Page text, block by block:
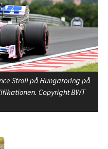
Stroll på Hungaroring på
Copyright BWT